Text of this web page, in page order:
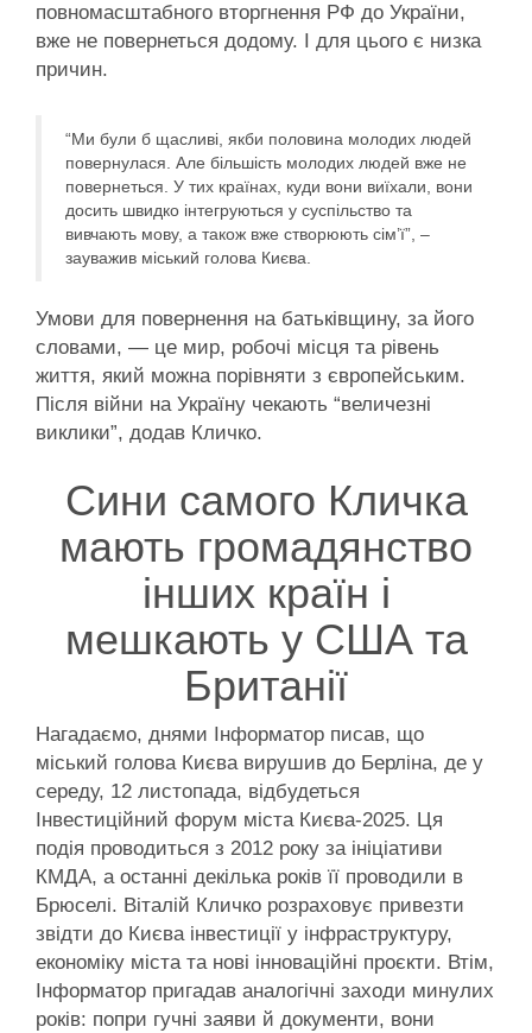
повномасштабного вторгнення РФ до України,
вже не повернеться додому. І для цього є низка
причин.
“Ми були б щасливі, якби половина молодих людей
повернулася. Але більшість молодих людей вже не
повернеться. У тих країнах, куди вони виїхали, вони
досить швидко інтегруються у суспільство та
вивчають мову, а також вже створюють сім’ї”, –
зауважив міський голова Києва.
Умови для повернення на батьківщину, за його
словами, — це мир, робочі місця та рівень
життя, який можна порівняти з європейським.
Після війни на Україну чекають “величезні
виклики”, додав Кличко.
Сини самого Кличка
мають громадянство
інших країн і
мешкають у США та
Британії
Нагадаємо, днями Інформатор писав, що
міський голова Києва вирушив до Берліна, де у
середу, 12 листопада, відбудеться
Інвестиційний форум міста Києва-2025. Ця
подія проводиться з 2012 року за ініціативи
КМДА, а останні декілька років її проводили в
Брюселі. Віталій Кличко розраховує привезти
звідти до Києва інвестиції у інфраструктуру,
економіку міста та нові інноваційні проєкти. Втім,
Інформатор пригадав аналогічні заходи минулих
років: попри гучні заяви й документи, вони